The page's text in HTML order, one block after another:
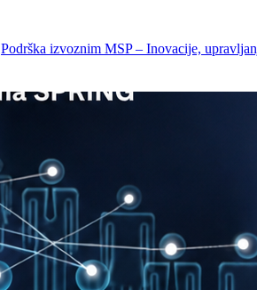
Podrška izvoznim MSP – Inovacije,